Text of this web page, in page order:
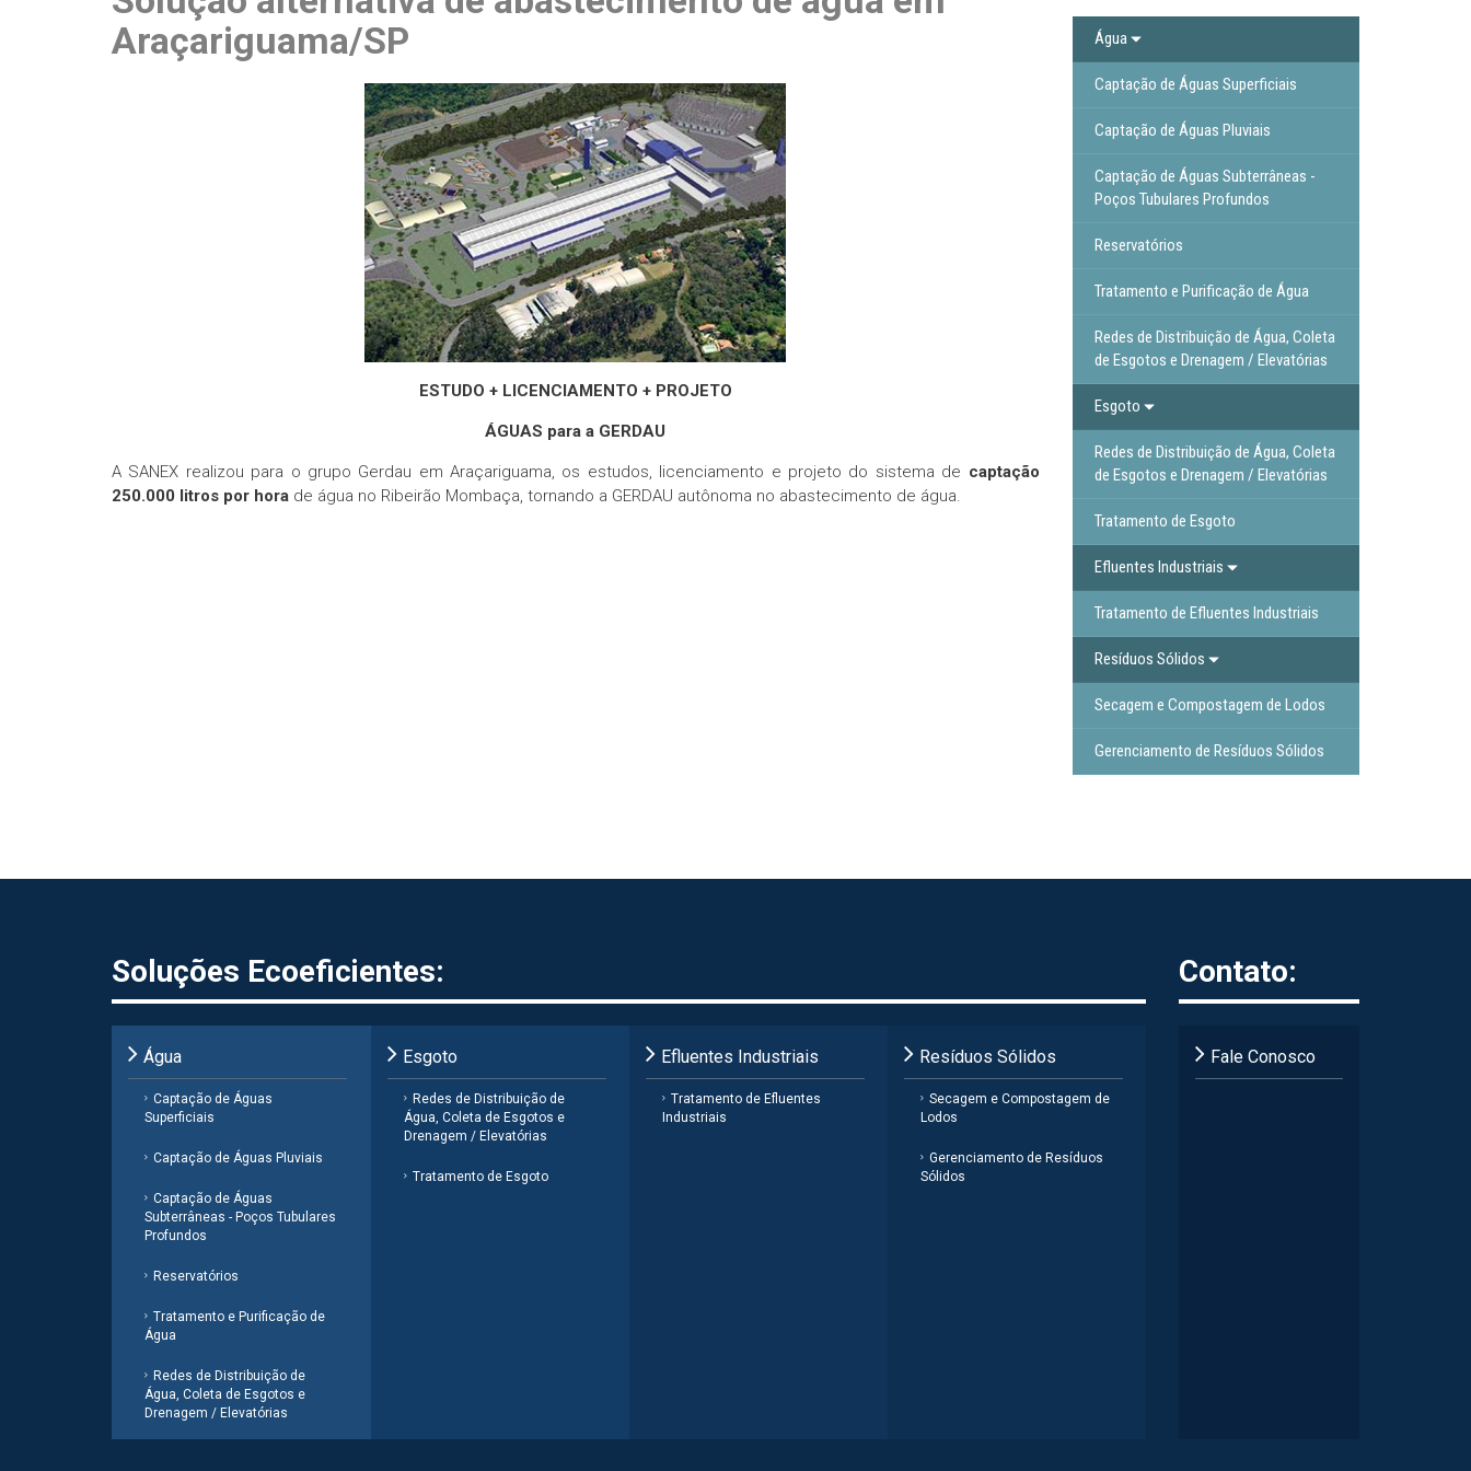
Araçariguama/SP
ESTUDO + LICENCIAMENTO + PROJETO
ÁGUAS para a GERDAU
A SANEX realizou para o grupo Gerdau em Araçariguama, os estudos, licenciamento e projeto do sistema de captação
250.000 litros por hora de água no Ribeirão Mombaça, tornando a GERDAU autônoma no abastecimento de água.
Água
Captação de Águas Superficiais
Captação de Águas Pluviais
Captação de Águas Subterrâneas -
Poços Tubulares Profundos
Reservatórios
Tratamento e Purificação de Água
Redes de Distribuição de Água, Coleta
de Esgotos e Drenagem / Elevatórias
Esgoto
Redes de Distribuição de Água, Coleta
de Esgotos e Drenagem / Elevatórias
Tratamento de Esgoto
Efluentes Industriais
Tratamento de Efluentes Industriais
Resíduos Sólidos
Secagem e Compostagem de Lodos
Gerenciamento de Resíduos Sólidos
Soluções Ecoeficientes:
Água
Captação de Águas
Superficiais
Captação de Águas Pluviais
Captação de Águas
Subterrâneas - Poços Tubulares
Profundos
Reservatórios
Tratamento e Purificação de
Água
Redes de Distribuição de
Água, Coleta de Esgotos e
Drenagem / Elevatórias
Esgoto
Redes de Distribuição de
Água, Coleta de Esgotos e
Drenagem / Elevatórias
Tratamento de Esgoto
Efluentes Industriais
Tratamento de Efluentes
Industriais
Resíduos Sólidos
Secagem e Compostagem de
Lodos
Gerenciamento de Resíduos
Sólidos
Contato:
Fale Conosco